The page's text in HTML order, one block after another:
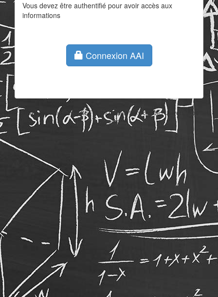
Vous devez être authentifié pour avoir accès aux
informations
Connexion AAI
Un service offert par l'AGEF et les Career Services de l'Université de
Fribourg